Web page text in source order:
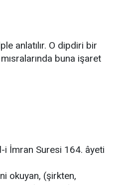
anlatılır. O dipdiri bir
buna işaret
i İmran Suresi 164. âyeti
okuyan, (şirkten,